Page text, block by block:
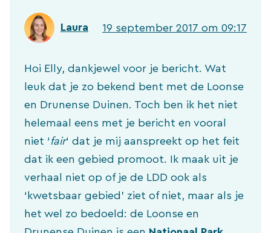
Laura 19 september 2017 om 09:17
Hoi Elly, dankjewel voor je bericht. Wat
leuk dat je zo bekend bent met de Loonse
en Drunense Duinen. Toch ben ik het niet
helemaal eens met je bericht en vooral
niet ‘ fair‘ dat je mij aanspreekt op het feit
dat ik een gebied promoot. Ik maak uit je
verhaal niet op of je de LDD ook als
‘kwetsbaar gebied’ ziet of niet, maar als je
het wel zo bedoeld: de Loonse en